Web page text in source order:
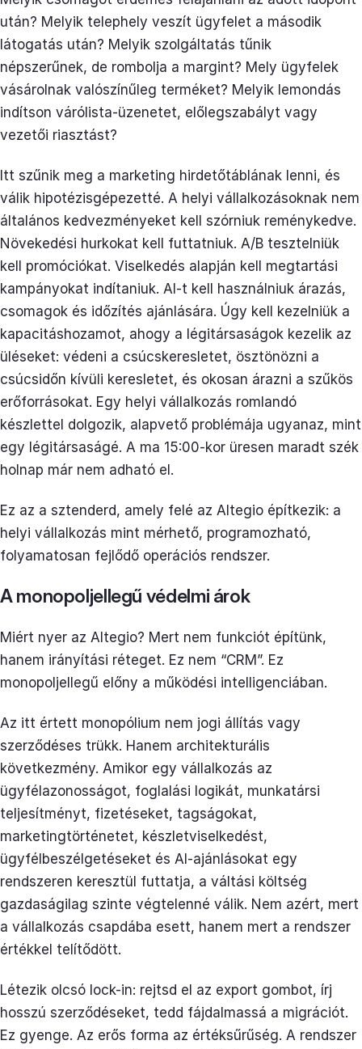
után? Melyik telephely veszít ügyfelet a második
látogatás után? Melyik szolgáltatás tűnik
népszerűnek, de rombolja a margint? Mely ügyfelek
vásárolnak valószínűleg terméket? Melyik lemondás
indítson várólista-üzenetet, előlegszabályt vagy
vezetői riasztást?
Itt szűnik meg a marketing hirdetőtáblának lenni, és
válik hipotézisgépezetté. A helyi vállalkozásoknak nem
általános kedvezményeket kell szórniuk reménykedve.
Növekedési hurkokat kell futtatniuk. A/B tesztelniük
kell promóciókat. Viselkedés alapján kell megtartási
kampányokat indítaniuk. AI-t kell használniuk árazás,
csomagok és időzítés ajánlására. Úgy kell kezelniük a
kapacitáshozamot, ahogy a légitársaságok kezelik az
üléseket: védeni a csúcskeresletet, ösztönözni a
csúcsidőn kívüli keresletet, és okosan árazni a szűkös
erőforrásokat. Egy helyi vállalkozás romlandó
készlettel dolgozik, alapvető problémája ugyanaz, mint
egy légitársaságé. A ma 15:00-kor üresen maradt szék
holnap már nem adható el.
Ez az a sztenderd, amely felé az Altegio építkezik: a
helyi vállalkozás mint mérhető, programozható,
folyamatosan fejlődő operációs rendszer.
A monopoljellegű védelmi árok
Miért nyer az Altegio? Mert nem funkciót építünk,
hanem irányítási réteget. Ez nem “CRM”. Ez
monopoljellegű előny a működési intelligenciában.
Az itt értett monopólium nem jogi állítás vagy
szerződéses trükk. Hanem architekturális
következmény. Amikor egy vállalkozás az
ügyfélazonosságot, foglalási logikát, munkatársi
teljesítményt, fizetéseket, tagságokat,
marketingtörténetet, készletviselkedést,
ügyfélbeszélgetéseket és AI-ajánlásokat egy
rendszeren keresztül futtatja, a váltási költség
gazdaságilag szinte végtelenné válik. Nem azért, mert
a vállalkozás csapdába esett, hanem mert a rendszer
értékkel telítődött.
Létezik olcsó lock-in: rejtsd el az export gombot, írj
hosszú szerződéseket, tedd fájdalmassá a migrációt.
Ez gyenge. Az erős forma az értéksűrűség. A rendszer